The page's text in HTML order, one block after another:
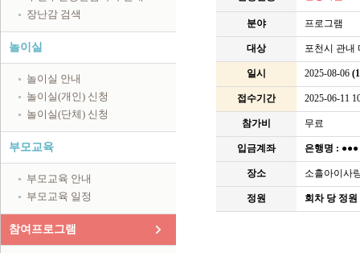
장난감 검색
놀이실
놀이실 안내
놀이실(개인) 신청
놀이실(단체) 신청
부모교육
부모교육 안내
부모교육 일정
참여프로그램
분야 프로그램
대상 포천시 관내
일시 2025-08-06
접수기간 2025-06-11
참가비 무료
입금계좌 은행명 :
장소 소흘아이사
정원 회차 당 정원